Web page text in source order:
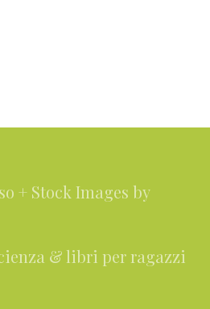
+ Stock Images by
& libri per ragazzi